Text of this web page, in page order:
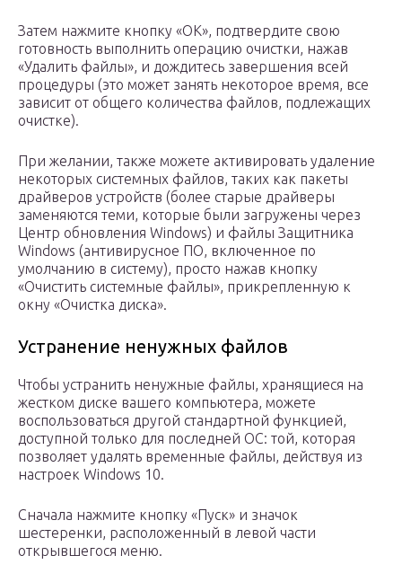
Затем нажмите кнопку «ОК», подтвердите свою
готовность выполнить операцию очистки, нажав
«Удалить файлы», и дождитесь завершения всей
процедуры (это может занять некоторое время, все
зависит от общего количества файлов, подлежащих
очистке).
При желании, также можете активировать удаление
некоторых системных файлов, таких как пакеты
драйверов устройств (более старые драйверы
заменяются теми, которые были загружены через
Центр обновления Windows) и файлы Защитника
Windows (антивирусное ПО, включенное по
умолчанию в систему), просто нажав кнопку
«Очистить системные файлы», прикрепленную к
окну «Очистка диска».
Устранение ненужных файлов
Чтобы устранить ненужные файлы, хранящиеся на
жестком диске вашего компьютера, можете
воспользоваться другой стандартной функцией,
доступной только для последней ОС: той, которая
позволяет удалять временные файлы, действуя из
настроек Windows 10.
Сначала нажмите кнопку «Пуск» и значок
шестеренки, расположенный в левой части
открывшегося меню.